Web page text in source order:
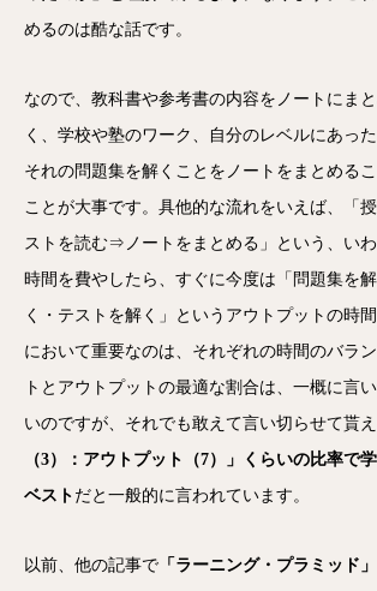
めるのは酷な話です。
なので、教科書や参考書の内容をノートにま
く、学校や塾のワーク、自分のレベルにあっ
それの問題集を解くことをノートをまとめる
ことが大事です。具他的な流れをいえば、「
ストを読む⇒ノートをまとめる」という、い
時間を費やしたら、すぐに今度は「問題集を
く・テストを解く」というアウトプットの時
において重要なのは、それぞれの時間のバラ
トとアウトプットの最適な割合は、一概に言
いのですが、それでも敢えて言い切らせて貰え
（3）：アウトプット（7）」くらいの比率で
ベスト だと一般的に言われています。
以前、他の記事で 「ラーニング・プラミッド」